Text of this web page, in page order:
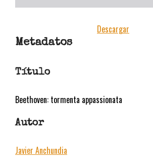
Descargar
Metadatos
Título
Beethoven: tormenta appassionata
Autor
Javier Anchundia